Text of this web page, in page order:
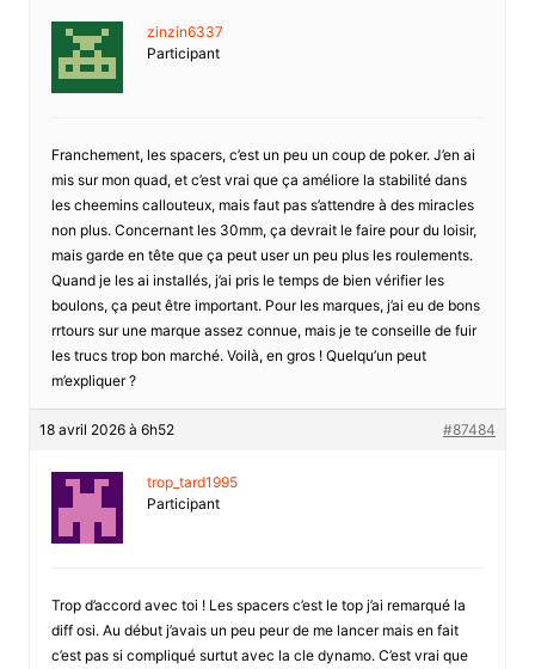
zinzin6337
Participant
Franchement, les spacers, c’est un peu un coup de poker. J’en ai
mis sur mon quad, et c’est vrai que ça améliore la stabilité dans
les cheemins callouteux, mais faut pas s’attendre à des miracles
non plus. Concernant les 30mm, ça devrait le faire pour du loisir,
mais garde en tête que ça peut user un peu plus les roulements.
Quand je les ai installés, j’ai pris le temps de bien vérifier les
boulons, ça peut être important. Pour les marques, j’ai eu de bons
rrtours sur une marque assez connue, mais je te conseille de fuir
les trucs trop bon marché. Voilà, en gros ! Quelqu’un peut
m’expliquer ?
18 avril 2026 à 6h52 #87484
trop_tard1995
Participant
Trop d’accord avec toi ! Les spacers c’est le top j’ai remarqué la
diff osi. Au début j’avais un peu peur de me lancer mais en fait
c’est pas si compliqué surtut avec la cle dynamo. C’est vrai que